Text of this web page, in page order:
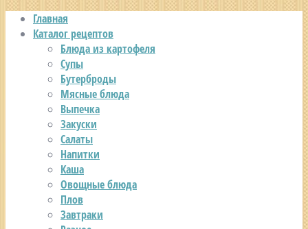
Главная
Каталог рецептов
Блюда из картофеля
Супы
Бутерброды
Мясные блюда
Выпечка
Закуски
Салаты
Напитки
Каша
Овощные блюда
Плов
Завтраки